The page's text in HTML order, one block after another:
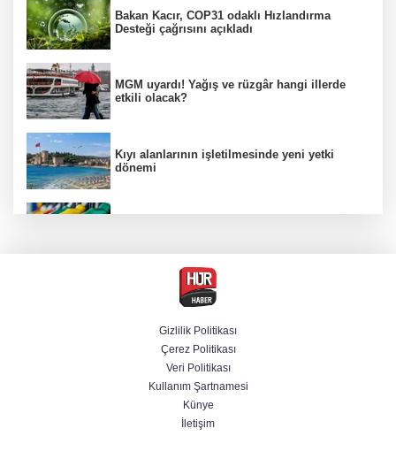
Bakan Kacır, COP31 odaklı Hızlandırma
Desteği çağrısını açıkladı
MGM uyardı! Yağış ve rüzgâr hangi illerde
etkili olacak?
Kıyı alanlarının işletilmesinde yeni yetki
dönemi
Kamuda yapay zeka 2 milyar liralık riski
BAE, İran'ın Hürmüz Boğazı'nda bir gemisini
füzeyle hedef aldığını duyurdu
Başsavcılıktan Muzaffer Şirin hakkında
Gizlilik Politikası
Çerez Politikası
Veri Politikası
Kullanım Şartnamesi
Künye
İletişim